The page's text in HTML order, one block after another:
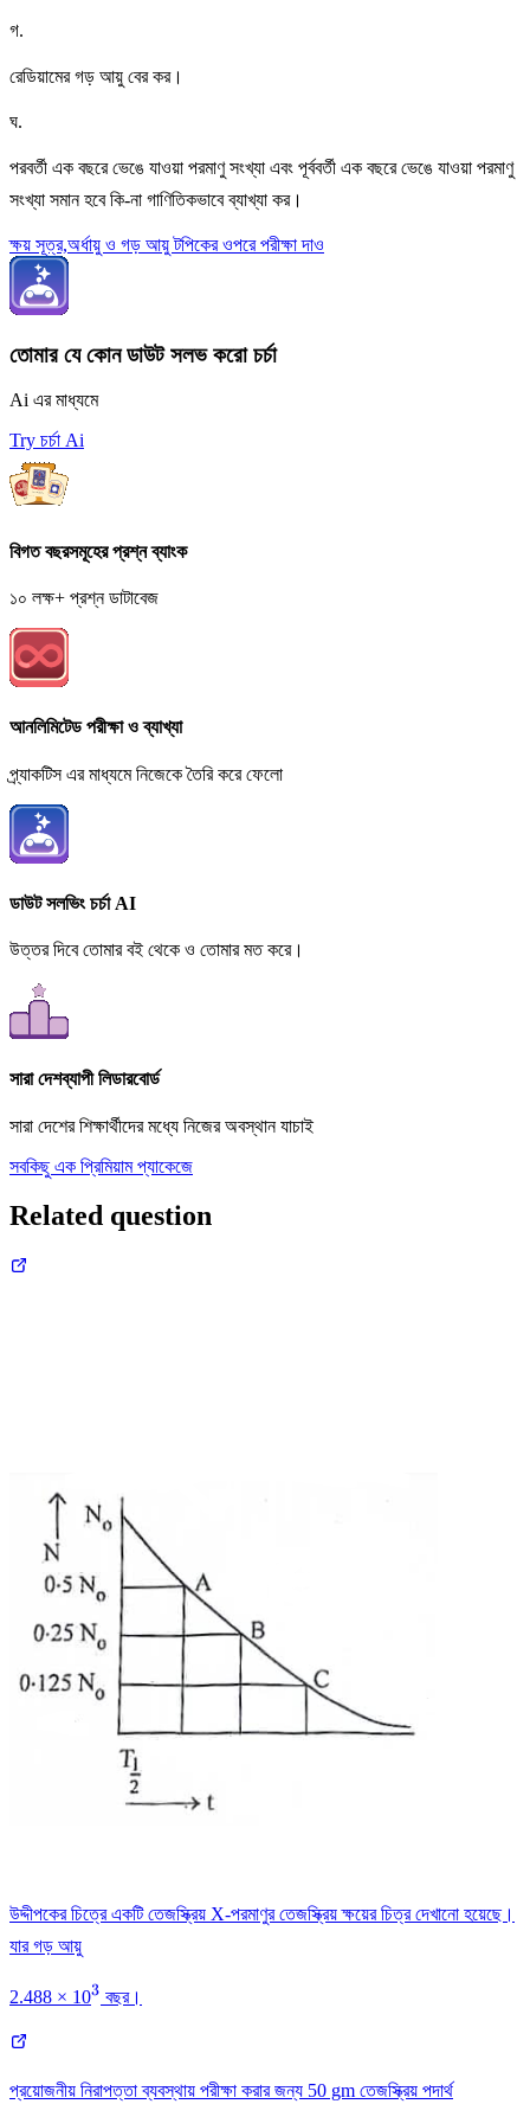
গ.
রেডিয়ামের গড় আয়ু বের কর।
ঘ.
পরবর্তী এক বছরে ভেঙে যাওয়া পরমাণু সংখ্যা এবং পূর্ববর্তী এক বছরে ভেঙে যাওয়া পরমাণু
সংখ্যা সমান হবে কি-না গাণিতিকভাবে ব্যাখ্যা কর।
ক্ষয় সূত্র,অর্ধায়ু ও গড় আয়ু টপিকের ওপরে পরীক্ষা দাও
তোমার যে কোন ডাউট সলভ করো চর্চা
Ai এর মাধ্যমে
Try চর্চা Ai
বিগত বছরসমূহের প্রশ্ন ব্যাংক
১০ লক্ষ+ প্রশ্ন ডাটাবেজ
আনলিমিটেড পরীক্ষা ও ব্যাখ্যা
প্র্যাকটিস এর মাধ্যমে নিজেকে তৈরি করে ফেলো
ডাউট সলভিং চর্চা AI
উত্তর দিবে তোমার বই থেকে ও তোমার মত করে।
সারা দেশব্যাপী লিডারবোর্ড
সারা দেশের শিক্ষার্থীদের মধ্যে নিজের অবস্থান যাচাই
সবকিছু এক প্রিমিয়াম প্যাকেজে
Related question
উদ্দীপকের চিত্রে একটি তেজস্ক্রিয় X-পরমাণুর তেজস্ক্রিয় ক্ষয়ের চিত্র দেখানো হয়েছে।
যার গড় আয়ু
2.488 × 10^3
3 বছর।
প্রয়োজনীয় নিরাপত্তা ব্যবস্থায় পরীক্ষা করার জন্য 50 gm তেজস্ক্রিয় পদার্থ